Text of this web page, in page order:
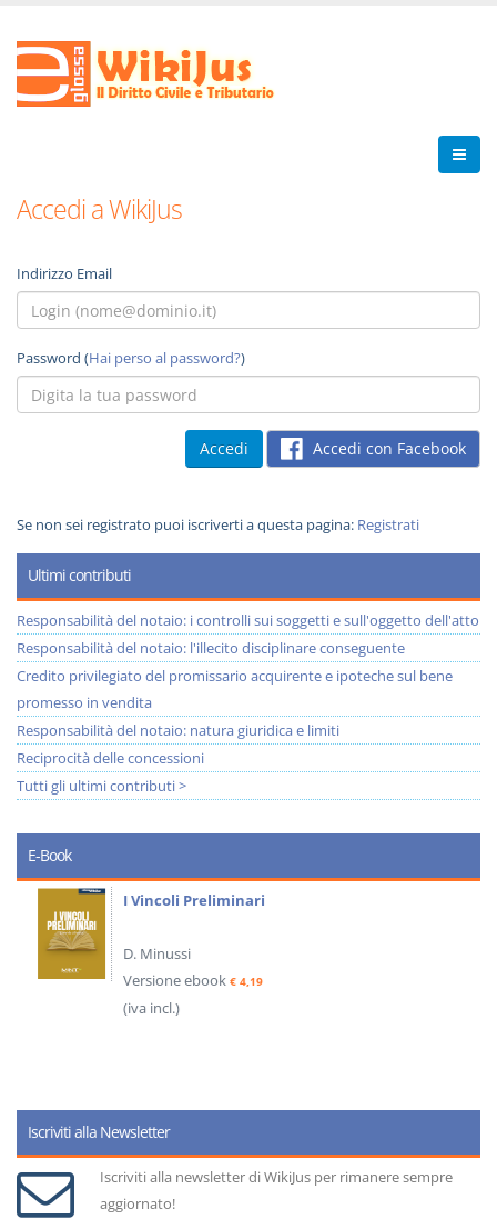
Accedi a WikiJus
Indirizzo Email
Password (Hai perso al password?)
Accedi con Facebook
Se non sei registrato puoi iscriverti a questa pagina: Registrati
Ultimi contributi
Responsabilità del notaio: i controlli sui soggetti e sull'oggetto dell'atto
Responsabilità del notaio: l'illecito disciplinare conseguente
Credito privilegiato del promissario acquirente e ipoteche sul bene
promesso in vendita
Responsabilità del notaio: natura giuridica e limiti
Reciprocità delle concessioni
Tutti gli ultimi contributi >
E-Book
I Vincoli Preliminari
D. Minussi
Versione ebook € 4,19
(iva incl.)
Iscriviti alla Newsletter
Iscriviti alla newsletter di WikiJus per rimanere sempre
aggiornato!